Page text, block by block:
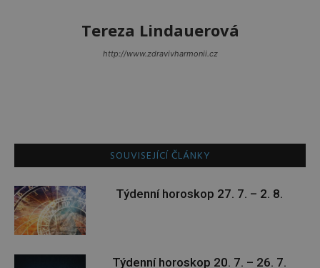
Tereza Lindauerová
http://www.zdravivharmonii.cz
SOUVISEJÍCÍ ČLÁNKY
Týdenní horoskop 27. 7. – 2. 8.
Týdenní horoskop 20. 7. – 26. 7.